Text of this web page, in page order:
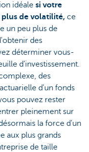
idéale si votre
de volatilité, ce
un peu plus de
des
déterminer vous-
d'investissement.
des
d'un fonds
pouvez rester
pleinement sur
la force d'un
aux plus grands
de taille